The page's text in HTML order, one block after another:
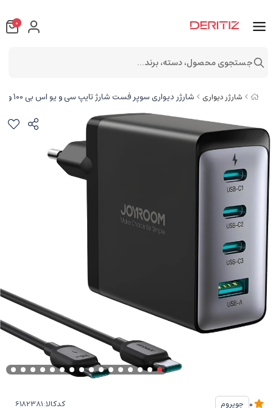
شارژر دیواری شارژر دیواری سوپر فست شارژ تایپ سی و یو اس بی 100 وات با کابل دو سر تایپ سی جویروم JR-TCG04EU
جویروم کدکالا:
0
جستجوی محصول، دسته، برند...